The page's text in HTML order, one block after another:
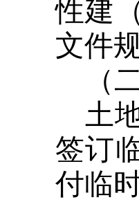
性建
文件
（
土
签订
付临